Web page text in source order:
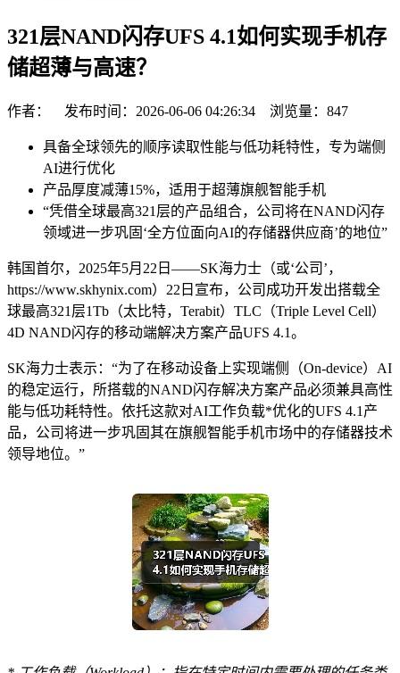
321层NAND闪存UFS 4.1如何实现手机存
储超薄与高速？
作者： 发布时间：2026-06-06 04:26:34 浏览量： 847
具备全球领先的顺序读取性能与低功耗特性，专为端侧
AI进行优化
产品厚度减薄15%，适用于超薄旗舰智能手机
“凭借全球最高321层的产品组合，公司将在NAND闪存
领域进一步巩固‘全方位面向AI的存储器供应商’的地位”
韩国首尔，2025年5月22日——SK海力士（或‘公司’，
https://www.skhynix.com）22日宣布，公司成功开发出搭载全
球最高321层1Tb（太比特，Terabit）TLC（Triple Level Cell）
4D NAND闪存的移动端解决方案产品UFS 4.1。
SK海力士表示：“为了在移动设备上实现端侧（On-device）AI
的稳定运行，所搭载的NAND闪存解决方案产品必须兼具高性
能与低功耗特性。依托这款对AI工作负载*优化的UFS 4.1产
品，公司将进一步巩固其在旗舰智能手机市场中的存储器技术
领导地位。”